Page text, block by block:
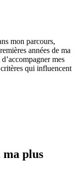
mon parcours,
années de ma
mes
qui influencent
ma plus